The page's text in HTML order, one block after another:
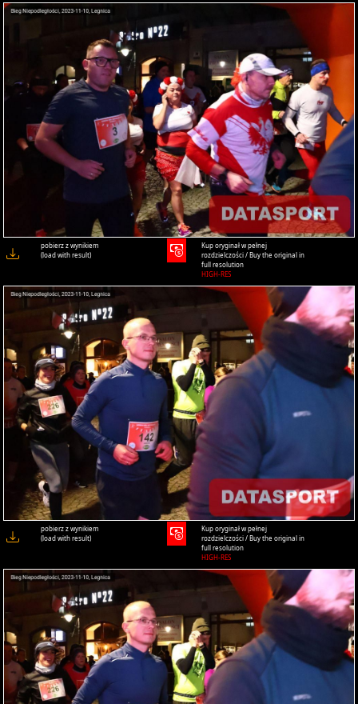
pobierz z wynikiem
(load with result)
Kup oryginał w pełnej
rozdzielczości / Buy the original in
full resolution
HIGH-RES
pobierz z wynikiem
(load with result)
Kup oryginał w pełnej
rozdzielczości / Buy the original in
full resolution
HIGH-RES